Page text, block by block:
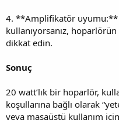
4. **Amplifikatör
kullanıyorsanız,
dikkat edin.
Sonuç
20 watt’lık bir hoparlör,
koşullarına bağlı olarak
veya masaüstü kullanım